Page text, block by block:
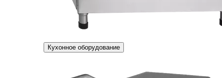
Кухонное оборудование